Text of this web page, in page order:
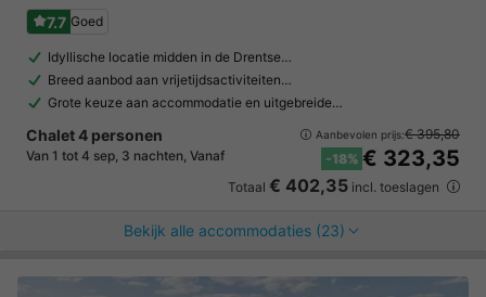
7.7 Goed
Idyllische locatie midden in de Drentse…
Breed aanbod aan vrijetijdsactiviteiten…
Grote keuze aan accommodatie en uitgebreide…
Chalet 4 personen
Van 1 tot 4 sep, 3 nachten, Vanaf
Aanbevolen prijs:€ 395,80
-18% € 323,35
Totaal € 402,35 incl. toeslagen
Bekijk alle accommodaties (23)